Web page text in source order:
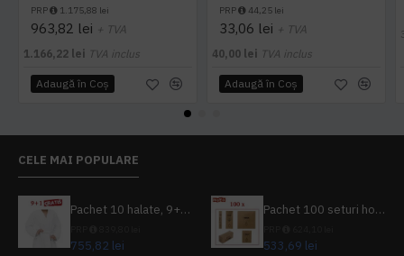
PRP 1.175,88 lei
963,82 lei + TVA
1.166,22 lei TVA inclus
Adaugă în Coş
PRP 44,25 lei
33,06 lei + TVA
40,00 lei TVA inclus
Adaugă în Coş
CELE MAI POPULARE
Pachet 10 halate, 9+1 gratuit
755,82 lei
Pachet 100 seturi hoteliere, set dentar, set barbierit, casca de dus, pila unghii, set cusut
533,69 lei